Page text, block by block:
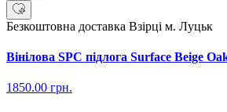
Безкоштовна доставка Взірці м. Луцьк
Вінілова SPC підлога Surface Beige
1850.00 грн.